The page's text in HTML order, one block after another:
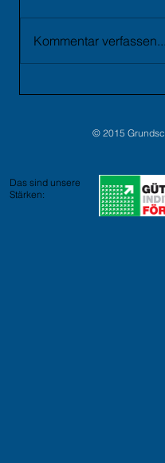
Kommentar verfassen...
© 2015
Das sind unsere
Stärken: